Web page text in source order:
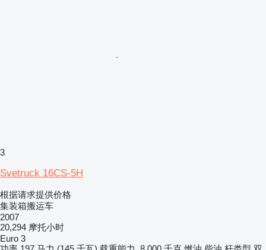
3
Svetruck 16CS-5H
根据请求提供价格
集装箱搬运车
2007
20,294 摩托小时
Euro 3